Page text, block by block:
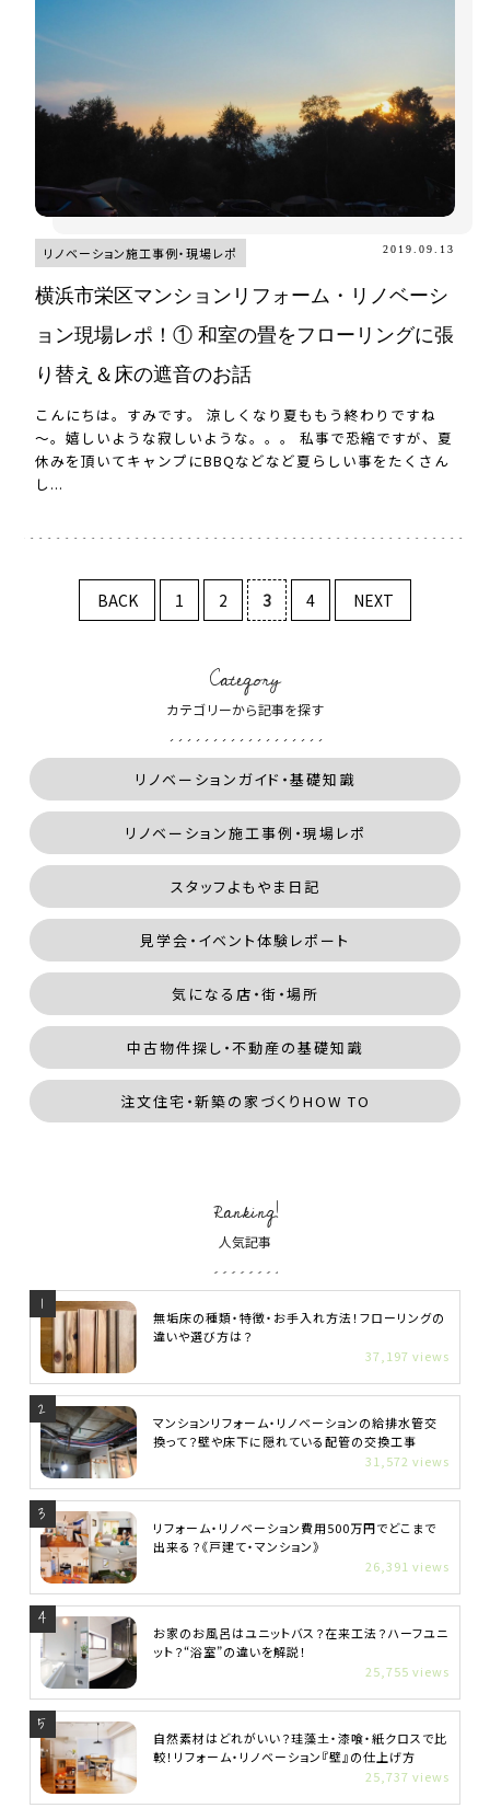
リノベーション施工事例・現場レポ 2019.09.13
横浜市栄区マンションリフォーム・リノベーシ
ョン現場レポ！① 和室の畳をフローリングに張
り替え＆床の遮音のお話
こんにちは。すみです。 涼しくなり夏ももう終わりですね
～。嬉しいような寂しいような。。。 私事で恐縮ですが、夏
休みを頂いてキャンプにBBQなどなど夏らしい事をたくさん
し...
BACK 1 2 3 4 NEXT
Category
カテゴリーから記事を探す
リノベーションガイド・基礎知識
リノベーション施工事例・現場レポ
スタッフよもやま日記
見学会・イベント体験レポート
気になる店・街・場所
中古物件探し・不動産の基礎知識
注文住宅・新築の家づくりHOW TO
Ranking!
人気記事
無垢床の種類・特徴・お手入れ方法！フローリングの
違いや選び方は？
37,197 views
マンションリフォーム・リノベーションの給排水管交
換って？壁や床下に隠れている配管の交換工事
31,572 views
リフォーム・リノベーション費用500万円でどこまで
出来る？《戸建て・マンション》
26,391 views
お家のお風呂はユニットバス？在来工法？ハーフユニ
ット？“浴室”の違いを解説！
25,755 views
自然素材はどれがいい？珪藻土・漆喰・紙クロスで比
較！リフォーム・リノベーション『壁』の仕上げ方
25,737 views